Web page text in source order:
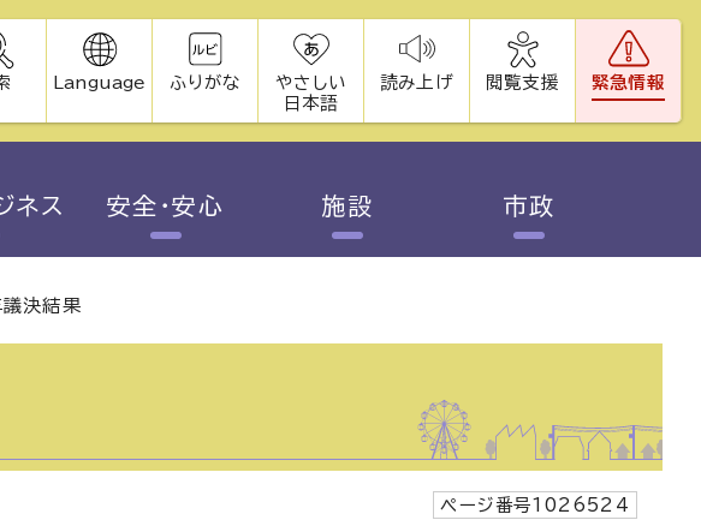
Language ふりがな
やさしい
日本語
読み上げ 閲覧支援 緊急情報
ネス 安全・安心 施設 市政
決結果
ページ番号1026524